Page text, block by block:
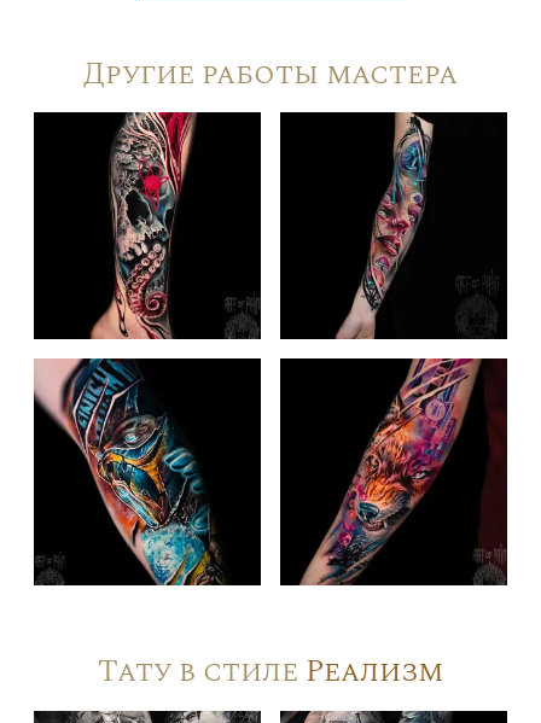
Другие работы мастера
Тату в стиле Реализм